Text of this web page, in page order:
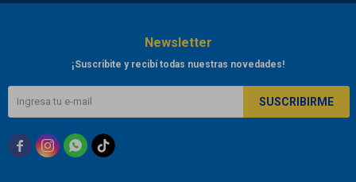
Newsletter
¡Suscribite y recibí todas nuestras novedades!
SUSCRIBIRME
  